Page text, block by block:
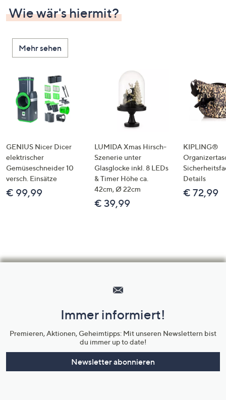
Wie wär's hiermit?
Mehr sehen
GENIUS Nicer Dicer
elektrischer
Gemüseschneider 10
versch. Einsätze
€ 99,99
LUMIDA Xmas Hirsch-
Szenerie unter
Glasglocke inkl. 8 LEDs
& Timer Höhe ca.
42cm, Ø 22cm
€ 39,99
KIPLING®
Details
€ 72,99
Unternehmensinformationen
Immer informiert!
Premieren, Aktionen, Geheimtipps: Mit unseren Newslettern bist
du immer up to date!
Newsletter abonnieren